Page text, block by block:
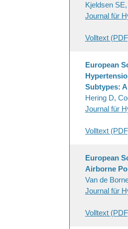
Kjeldsen
Journal für
Volltext
European
Subtypes:
Hering D,
Journal für
Volltext
European
Airborne
Van de
Journal für
Volltext